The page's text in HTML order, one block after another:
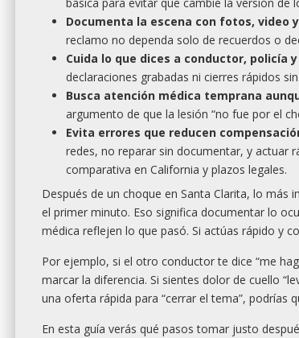
Documenta la escena con fotos, video
reclamo no dependa solo de recuerdos o
Cuida lo que dices a conductor, policía
declaraciones grabadas ni cierres rápidos
Busca atención médica temprana
argumento de que la lesión “no fue por el
Evita errores que reducen
redes, no reparar sin documentar, y actuar
comparativa en California y plazos legales.
Después de un choque en Santa Clarita, lo
el primer minuto. Eso significa documentar lo
médica reflejen lo que pasó. Si actúas rápido y
Por ejemplo, si el otro conductor te dice “me
marcar la diferencia. Si sientes dolor de cuello
una oferta rápida para “cerrar el tema”, podrías
En esta guía verás qué pasos tomar justo